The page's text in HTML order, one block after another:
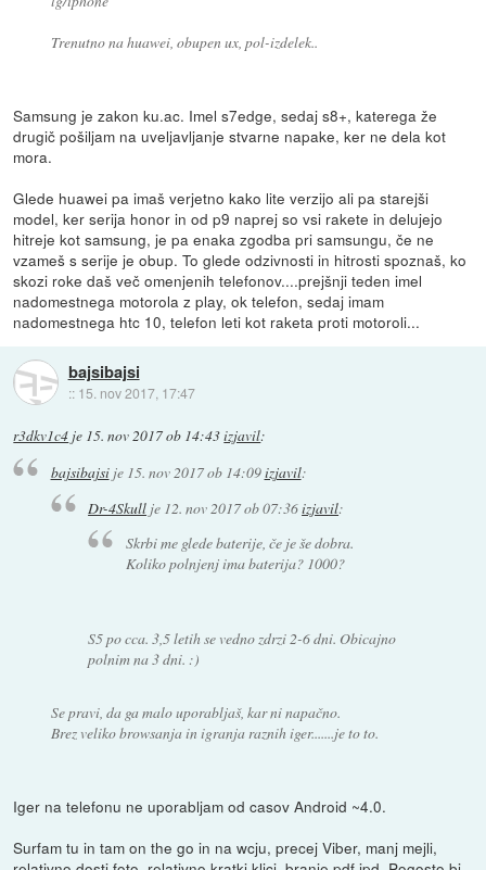
Trenutno na huawei, obupen ux, pol-izdelek..
Samsung je zakon ku.ac. Imel s7edge, sedaj s8+, katerega že
drugič pošiljam na uveljavljanje stvarne napake, ker ne dela kot
mora.
Glede huawei pa imaš verjetno kako lite verzijo ali pa starejši
model, ker serija honor in od p9 naprej so vsi rakete in delujejo
hitreje kot samsung, je pa enaka zgodba pri samsungu, če ne
vzameš s serije je obup. To glede odzivnosti in hitrosti spoznaš, ko
skozi roke daš več omenjenih telefonov....prejšnji teden imel
nadomestnega motorola z play, ok telefon, sedaj imam
nadomestnega htc 10, telefon leti kot raketa proti motoroli...
bajsibajsi
:: 15. nov 2017, 17:47
r3dkv1c4 je 15. nov 2017 ob 14:43izjavil:
bajsibajsije 15. nov 2017 ob 14:09izjavil:
Dr-4Skull je 12. nov 2017 ob 07:36izjavil:
Skrbi me glede baterije, če je še dobra.
Koliko polnjenj ima baterija? 1000?
S5 po cca. 3,5 letih se vedno zdrzi 2-6 dni. Obicajno
polnim na 3 dni. :)
Se pravi, da ga malo uporabljaš, kar ni napačno.
Brez veliko browsanja in igranja raznih iger.......je to to.
Iger na telefonu ne uporabljam od casov Android ~4.0.
Surfam tu in tam on the go in na wcju, precej Viber, manj mejli,